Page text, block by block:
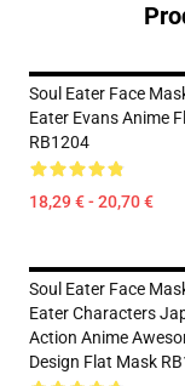
Soul Eater Face
Eater Evans Anime
RB1204
18,29 € - 20,70 €
Soul Eater Face
Eater Characters
Action Anime
Design Flat Mask